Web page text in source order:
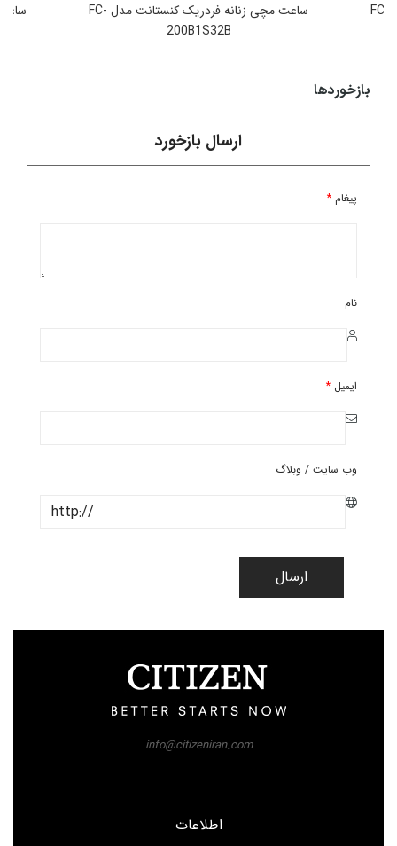
ساعت مچی زنانه فردریک کنستانت مدل FC-
ساعت مچی زنانه فردریک کنستانت مدل FC-
200B1S32B
بازخوردها
ارسال بازخورد
پیغام *
نام
ایمیل *
وب سایت / وبلاگ
ارسال
info@citizeniran.com
اطلاعات